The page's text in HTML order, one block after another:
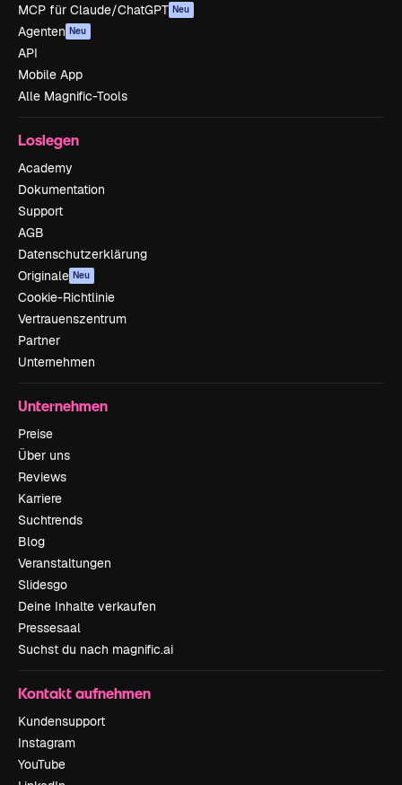
MCP für Claude/ChatGPT Neu
Agenten Neu
API
Mobile App
Alle Magnific-Tools
Loslegen
Academy
Dokumentation
Support
AGB
Datenschutzerklärung
Originale Neu
Cookie-Richtlinie
Vertrauenszentrum
Partner
Unternehmen
Unternehmen
Preise
Über uns
Reviews
Karriere
Suchtrends
Blog
Veranstaltungen
Slidesgo
Deine Inhalte verkaufen
Pressesaal
Suchst du nach magnific.ai
Kontakt aufnehmen
Kundensupport
Instagram
YouTube